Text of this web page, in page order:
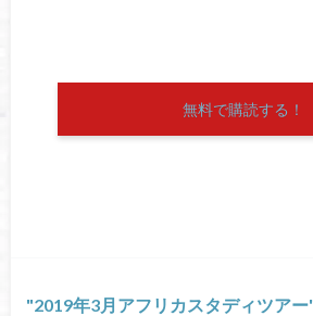
無料で購読する！
2019年3月アフリカスタディツアー